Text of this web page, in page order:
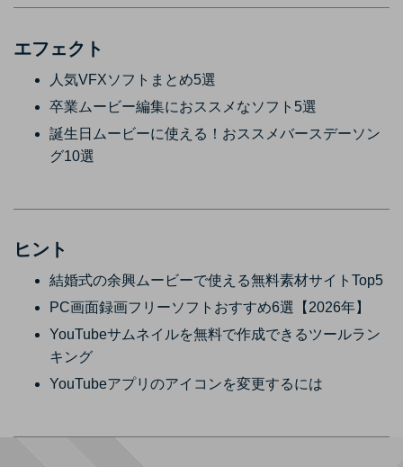
エフェクト
人気VFXソフトまとめ5選
卒業ムービー編集におススメなソフト5選
誕生日ムービーに使える！おススメバースデーソン
グ10選
ヒント
結婚式の余興ムービーで使える無料素材サイトTop5
PC画面録画フリーソフトおすすめ6選【2026年】
YouTubeサムネイルを無料で作成できるツールラン
キング
YouTubeアプリのアイコンを変更するには